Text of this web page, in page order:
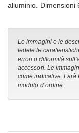
alluminio. Dimensioni
Le immagini e le
fedele le
errori o difformità
accessori. Le
come indicative.
modulo d’ordine.